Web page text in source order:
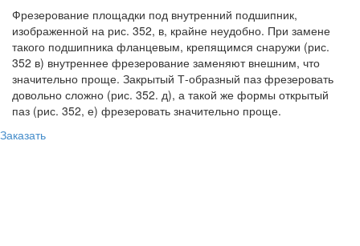
Фрезерование площадки под внутренний подшипник,
изображенной на рис. 352, в, крайне неудобно. При замене
такого подшипника фланцевым, крепящимся снаружи (рис.
352 в) внутреннее фрезерование заменяют внешним, что
значительно проще. Закрытый Т-образный паз фрезеровать
довольно сложно (рис. 352. д), а такой же формы открытый
паз (рис. 352, е) фрезеровать значительно проще.
Заказать